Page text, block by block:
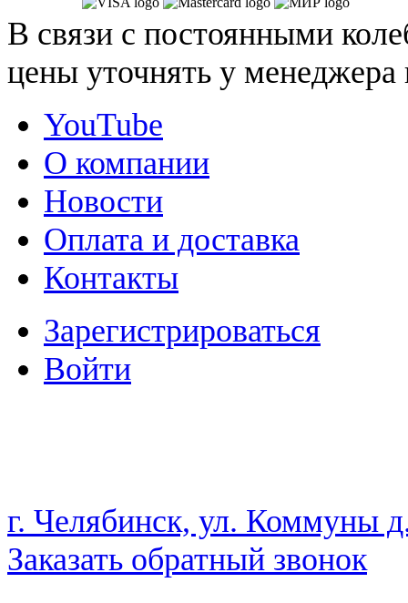
В связи с постоянными
цены уточнять у
YouTube
О компании
Новости
Оплата и доставка
Контакты
Зарегистрироваться
Войти
НАМ ДОВЕРЯЮТ С 2003 ГОДА
г. Челябинск, ул. Коммуны
Заказать обратный звонок